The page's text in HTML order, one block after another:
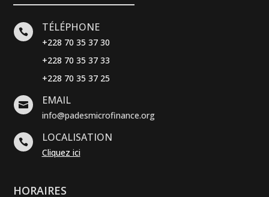
 TÉLÉPHONE
+228 70 35 37 30
+228 70 35 37 33
+228 70 35 37 25
 EMAIL
info@padesmicrofinance.org
 LOCALISATION
Cliquez ici
HORAIRES